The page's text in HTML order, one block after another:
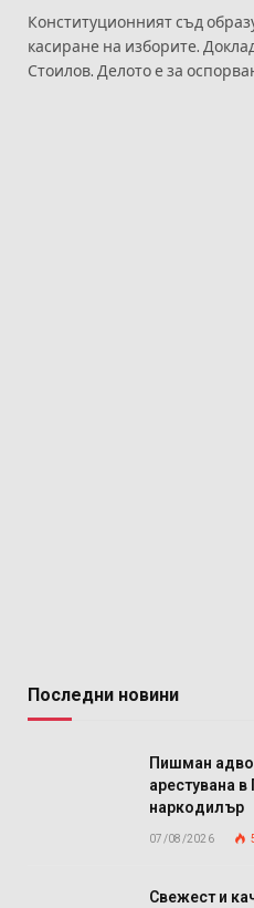
Конституционният съд
касиране на изборите.
Стоилов. Делото е за
Последни новини
Пишман
арестувана
наркодилър
07/08/2026
Свежест и